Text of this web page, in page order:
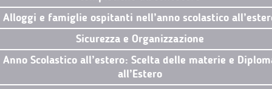
Alloggi e famiglie ospitanti nell’anno scolastico
Sicurezza e Organizzazione
Anno Scolastico all’estero: Scelta delle materie e
all’Estero